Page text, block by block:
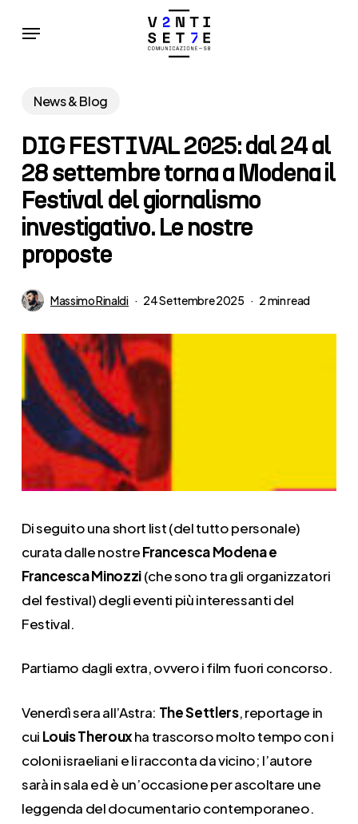
Menu
News & Blog
DIG FESTIVAL 2025: dal 24 al
28 settembre torna a Modena il
Festival del giornalismo
investigativo. Le nostre
proposte
Massimo Rinaldi 24 Settembre 2025 2 min read
Di seguito una short list (del tutto personale)
curata dalle nostreFrancesca Modena e
Francesca Minozzi(che sono tra gli organizzatori
del festival) degli eventi più interessanti del
Festival.
Partiamo dagli extra, ovvero i film fuori concorso.
Venerdì sera all’Astra: The Settlers, reportage in
cui Louis Therouxha trascorso molto tempo con i
coloni israeliani e li racconta da vicino; l’autore
sarà in sala ed è un’occasione per ascoltare une
leggenda del documentario contemporaneo.